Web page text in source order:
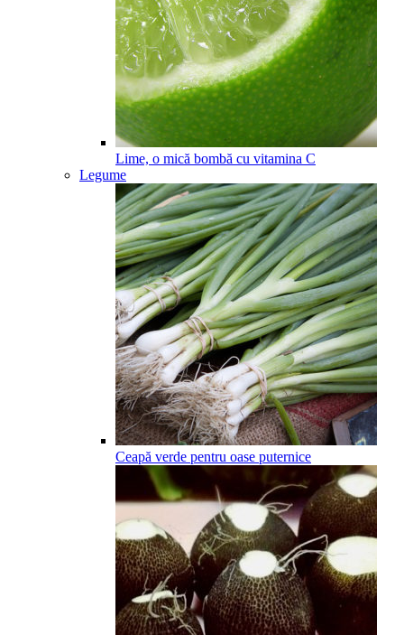
Lime, o mică bombă cu vitamina C
Legume
Ceapă verde pentru oase puternice